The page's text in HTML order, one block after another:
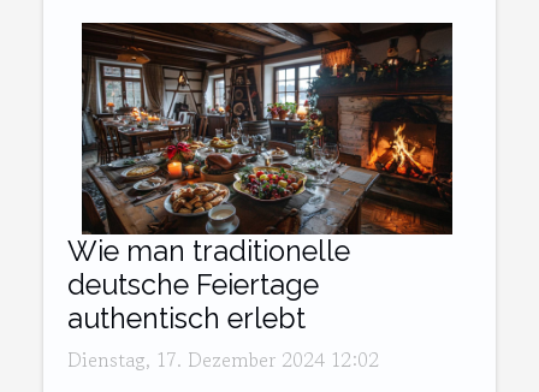
Wie man traditionelle
deutsche Feiertage
authentisch erlebt
Dienstag, 17. Dezember 2024 12:02